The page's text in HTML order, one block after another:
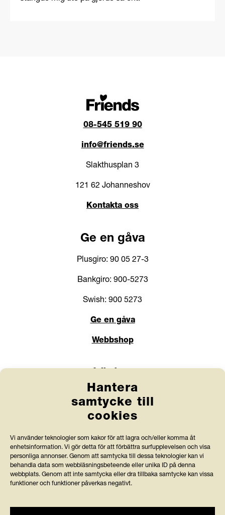
Hantera
samtycke till
cookies
Vi använder teknologier som kakor för att lagra och/eller komma åt
enhetsinformation. Vi gör detta för att förbättra surfupplevelsen och visa
personliga annonser. Genom att samtycka till dessa teknologier kan vi
behandla data som webbläsningsbeteende eller unika ID på denna
webbplats. Genom att inte samtycka eller dra tillbaka samtycke kan vissa
funktioner och funktioner påverkas negativt.
08-545 519 90
info@friends.se
Slakthusplan 3
121 62 Johanneshov
Kontakta oss
Ge en gåva
Plusgiro: 90 05 27-3
Bankgiro: 900-5273
Swish: 900 5273
Ge en gåva
Webbshop
Anlita Friends
Jobba hos oss
Prenumerera på nyhetsbrev
Press och rapporter
Styrdokument och köpvillkor